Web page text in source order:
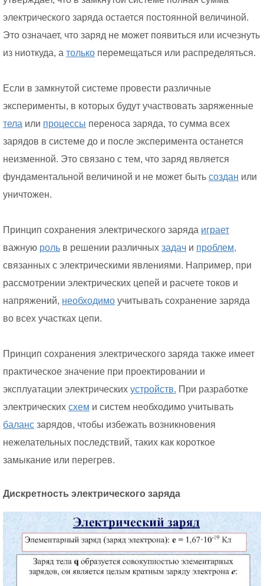
электрического заряда остается постоянной величиной.
Это означает, что заряд не может появиться или исчезнуть
из ниоткуда, а только перемещаться или распределяться.
Если в замкнутой системе провести различные
эксперименты, в которых будут участвовать заряженные
тела или процессы переноса заряда, то сумма всех
зарядов в системе до и после эксперимента останется
неизменной. Это связано с тем, что заряд является
фундаментальной величиной и не может быть создан или
уничтожен.
Принцип сохранения электрического заряда играет
важную роль в решении различных задач и проблем,
связанных с электрическими явлениями. Например, при
рассмотрении электрических цепей и расчете токов и
напряжений, необходимо учитывать сохранение заряда
во всех участках цепи.
Принцип сохранения электрического заряда также имеет
практическое значение при проектировании и
эксплуатации электрических устройств. При разработке
электрических схем и систем необходимо учитывать
баланс зарядов, чтобы избежать возникновения
нежелательных последствий, таких как короткое
замыкание или перегрев.
Дискретность электрического заряда